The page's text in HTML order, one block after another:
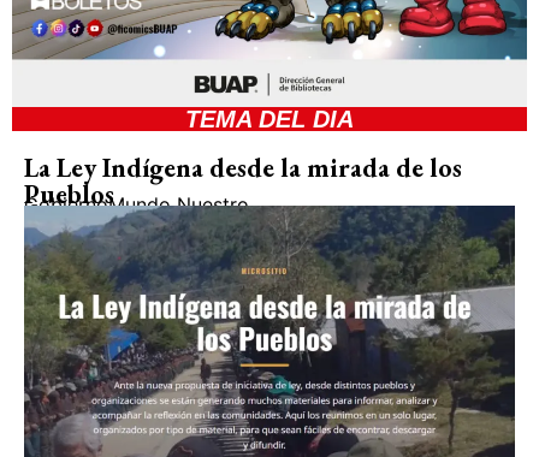
TEMA DEL DIA
La Ley Indígena desde la mirada de los
Pueblos
GobiernoMundo Nuestro